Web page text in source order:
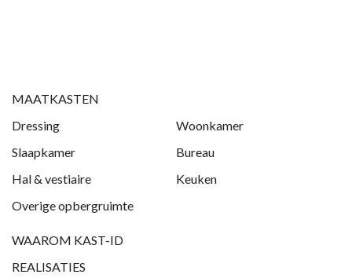
MAATKASTEN
Dressing
Woonkamer
Slaapkamer
Bureau
Hal & vestiaire
Keuken
Overige opbergruimte
WAAROM KAST-ID
REALISATIES